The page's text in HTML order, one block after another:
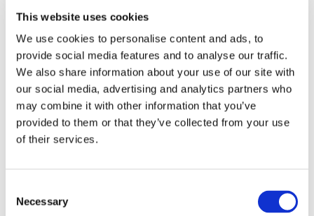
This website uses cookies
We use cookies to personalise content and ads, to
provide social media features and to analyse our traffic.
We also share information about your use of our site with
our social media, advertising and analytics partners who
may combine it with other information that you’ve
provided to them or that they’ve collected from your use
of their services.
Selection
Necessary
9. EVÄSTEET (COOKIES)
Verkkosivustomme käyttää evästeitä
käyttökokemuksen parantamiseksi ja mainonnan
kohdentamiseksi.
9.1 VÄLTTÄMÄTTÖMÄT EVÄSTEET
Nämä evästeet ovat tarpeellisia verkkosivuston
perustoimintojen mahdollistamiseksi. Niitä ei voi
Keräämme tietoa verkkosivuston käytöstä Google